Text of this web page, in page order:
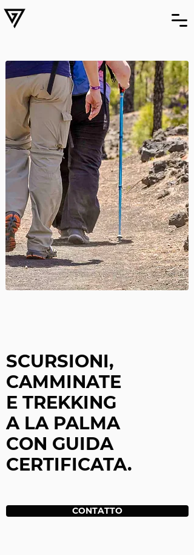
SCURSIONI,
CAMMINATE
E TREKKING
A LA PALMA
CON GUIDA
CERTIFICATA.
CONTATTO